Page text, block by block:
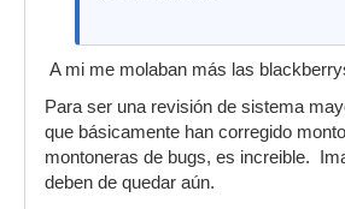
A mi me molaban más las
Para ser una revisión de sistema
que básicamente han corregido
montoneras de bugs, es increible.
deben de quedar aún.